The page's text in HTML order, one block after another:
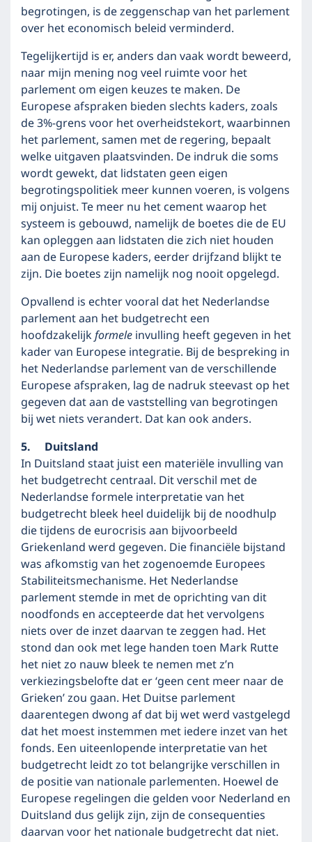
begrotingen, is de zeggenschap van het parlement
over het economisch beleid verminderd.
Tegelijkertijd is er, anders dan vaak wordt beweerd,
naar mijn mening nog veel ruimte voor het
parlement om eigen keuzes te maken. De
Europese afspraken bieden slechts kaders, zoals
de 3%-grens voor het overheidstekort, waarbinnen
het parlement, samen met de regering, bepaalt
welke uitgaven plaatsvinden. De indruk die soms
wordt gewekt, dat lidstaten geen eigen
begrotingspolitiek meer kunnen voeren, is volgens
mij onjuist. Te meer nu het cement waarop het
systeem is gebouwd, namelijk de boetes die de EU
kan opleggen aan lidstaten die zich niet houden
aan de Europese kaders, eerder drijfzand blijkt te
zijn. Die boetes zijn namelijk nog nooit opgelegd.
Opvallend is echter vooral dat het Nederlandse
parlement aan het budgetrecht een
hoofdzakelijkformeleinvulling heeft gegeven in het
kader van Europese integratie. Bij de bespreking in
het Nederlandse parlement van de verschillende
Europese afspraken, lag de nadruk steevast op het
gegeven dat aan de vaststelling van begrotingen
bij wet niets verandert. Dat kan ook anders.
5. Duitsland
In Duitsland staat juist een materiële invulling van
het budgetrecht centraal. Dit verschil met de
Nederlandse formele interpretatie van het
budgetrecht bleek heel duidelijk bij de noodhulp
die tijdens de eurocrisis aan bijvoorbeeld
Griekenland werd gegeven. Die financiële bijstand
was afkomstig van het zogenoemde Europees
Stabiliteitsmechanisme. Het Nederlandse
parlement stemde in met de oprichting van dit
noodfonds en accepteerde dat het vervolgens
niets over de inzet daarvan te zeggen had. Het
stond dan ook met lege handen toen Mark Rutte
het niet zo nauw bleek te nemen met z’n
verkiezingsbelofte dat er ‘geen cent meer naar de
Grieken’ zou gaan. Het Duitse parlement
daarentegen dwong af dat bij wet werd vastgelegd
dat het moest instemmen met iedere inzet van het
fonds. Een uiteenlopende interpretatie van het
budgetrecht leidt zo tot belangrijke verschillen in
de positie van nationale parlementen. Hoewel de
Europese regelingen die gelden voor Nederland en
Duitsland dus gelijk zijn, zijn de consequenties
daarvan voor het nationale budgetrecht dat niet.